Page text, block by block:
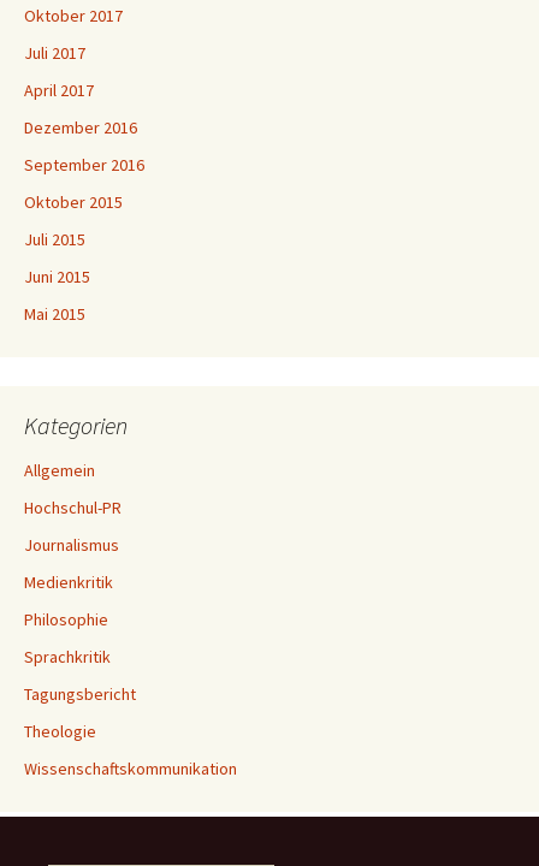
Oktober 2017
Juli 2017
April 2017
Dezember 2016
September 2016
Oktober 2015
Juli 2015
Juni 2015
Mai 2015
Kategorien
Allgemein
Hochschul-PR
Journalismus
Medienkritik
Philosophie
Sprachkritik
Tagungsbericht
Theologie
Wissenschaftskommunikation